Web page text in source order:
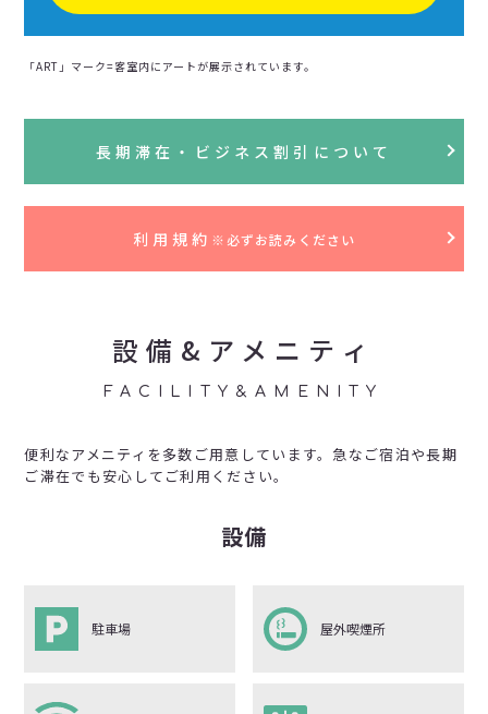
「ART」マーク=客室内にアートが展示されています。
長期滞在・ビジネス割引について
利用規約 ※必ずお読みください
設備&アメニティ
FACILITY&AMENITY
便利なアメニティを多数ご用意しています。急なご宿泊や長期
ご滞在でも安心してご利用ください。
設備
駐車場 屋外喫煙所